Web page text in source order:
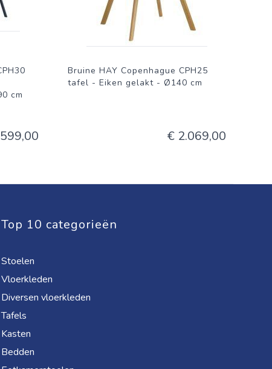
cm
Bruine HAY Copenhague CPH25
tafel - Eiken gelakt - Ø140 cm
€ 2.069,00
Top 10 categorieën
Stoelen
Vloerkleden
Diversen vloerkleden
Tafels
Kasten
Bedden